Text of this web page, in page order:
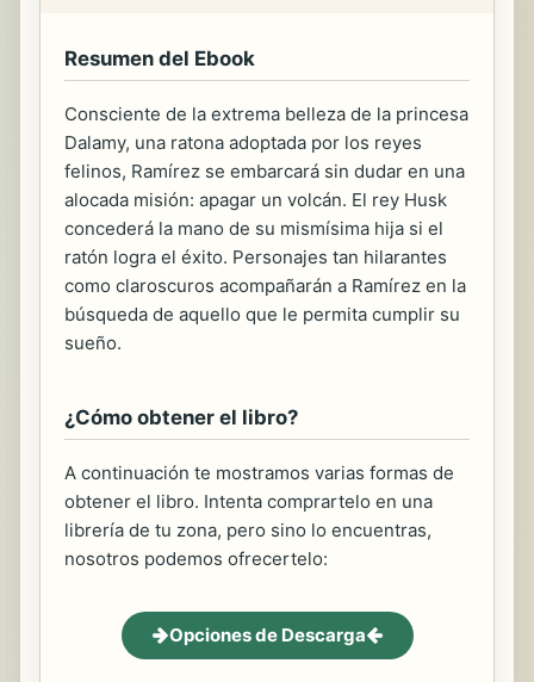
Resumen del Ebook
Consciente de la extrema belleza de la princesa
Dalamy, una ratona adoptada por los reyes
felinos, Ramírez se embarcará sin dudar en una
alocada misión: apagar un volcán. El rey Husk
concederá la mano de su mismísima hija si el
ratón logra el éxito. Personajes tan hilarantes
como claroscuros acompañarán a Ramírez en la
búsqueda de aquello que le permita cumplir su
sueño.
¿Cómo obtener el libro?
A continuación te mostramos varias formas de
obtener el libro. Intenta comprartelo en una
librería de tu zona, pero sino lo encuentras,
nosotros podemos ofrecertelo:
Opciones de Descarga